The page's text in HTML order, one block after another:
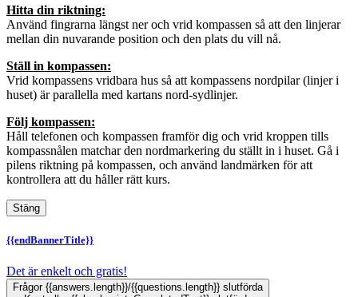
Hitta din riktning:
Använd fingrarna längst ner och vrid kompassen så att den linjerar
mellan din nuvarande position och den plats du vill nå.
Ställ in kompassen:
Vrid kompassens vridbara hus så att kompassens nordpilar (linjer i
huset) är parallella med kartans nord-sydlinjer.
Följ kompassen:
Håll telefonen och kompassen framför dig och vrid kroppen tills
kompassnålen matchar den nordmarkering du ställt in i huset. Gå i
pilens riktning på kompassen, och använd landmärken för att
kontrollera att du håller rätt kurs.
Stäng
{{endBannerTitle}}
Det är enkelt och gratis!
Frågor {{answers.length}}/{{questions.length}} slutförda